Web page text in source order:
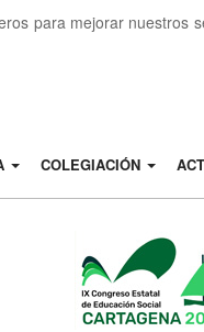
para mejorar nuestros
COLEGIACIÓN